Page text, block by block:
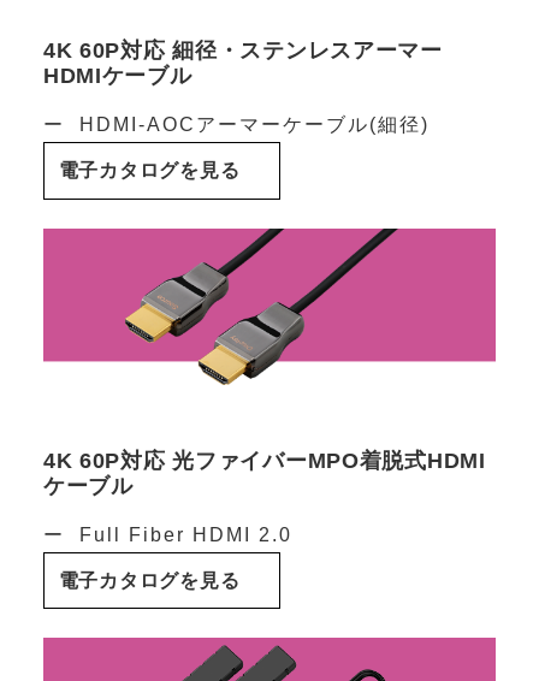
4K 60P対応 細径・ステンレスアーマー
HDMIケーブル
HDMI-AOCアーマーケーブル(細径)
電子カタログを見る
4K 60P対応 光ファイバーMPO着脱式HDMI
ケーブル
Full Fiber HDMI 2.0
電子カタログを見る